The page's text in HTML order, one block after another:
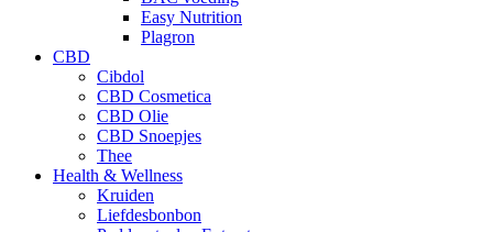
Easy Nutrition
Plagron
CBD
Cibdol
CBD Cosmetica
CBD Olie
CBD Snoepjes
Thee
Health & Wellness
Kruiden
Liefdesbonbon